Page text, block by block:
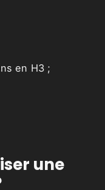
en H3 ;
une